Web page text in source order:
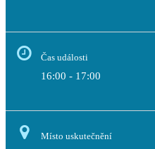
Čas události
16:00 - 17:00
Místo uskutečnění